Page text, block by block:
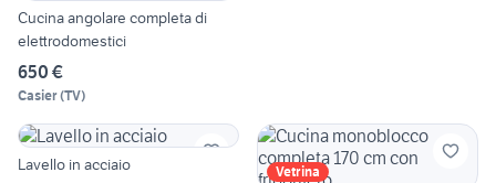
Cucina angolare completa di
elettrodomestici
650 €
Casier(TV)
Lavello in acciaio Vetrina